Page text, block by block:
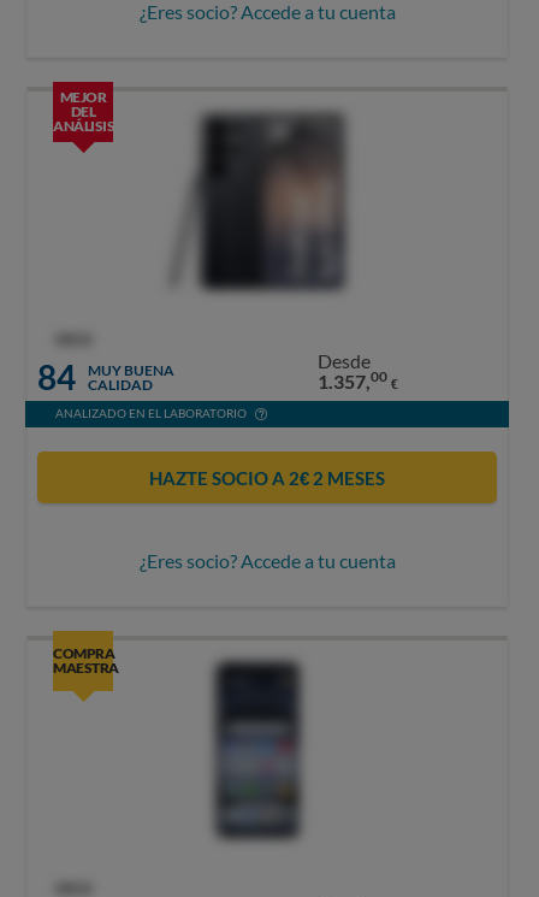
¿Eres socio? Accede a tu cuenta
MEJOR
DEL
ANÁLISIS
84
MUY BUENA
CALIDAD
Desde
1.357,00 €
ANALIZADO EN EL LABORATORIO
HAZTE SOCIO A 2€ 2 MESES
¿Eres socio? Accede a tu cuenta
COMPRA
MAESTRA